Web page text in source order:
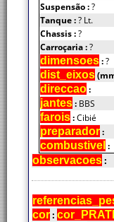
Suspensão :?
Tanque :? Lt.
Chassis :?
Carroçaria :?
dimensoes:?
dist_eixos
direccao:
jantes: BBS
farois:Cibié
preparador:
combustivel :
observacoes:
cor: